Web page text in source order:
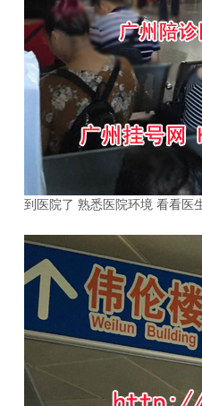
到医院了 熟悉医院环境 看看医